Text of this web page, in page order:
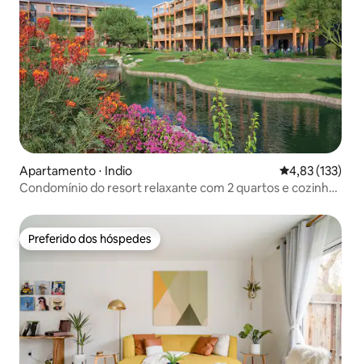
Apartamento ⋅ Indio 4,83 de uma
4,83 (133)
Condomínio do resort relaxante com 2 quartos e cozinha
Preferido dos hóspedes
Preferido dos hóspedes